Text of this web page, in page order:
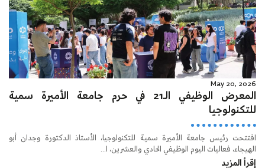
May 20, 2026
المعرض الوظيفي الـ21 في حرم جامعة الأميرة سمية
للتكنولوجيا
افتتحت رئيس جامعة الأميرة سمية للتكنولوجيا، الأستاذ الدكتورة وجدان أبو
الهيجاء، فعاليات اليوم الوظيفي الحادي والعشرين، ا...
إقرأ المزيد